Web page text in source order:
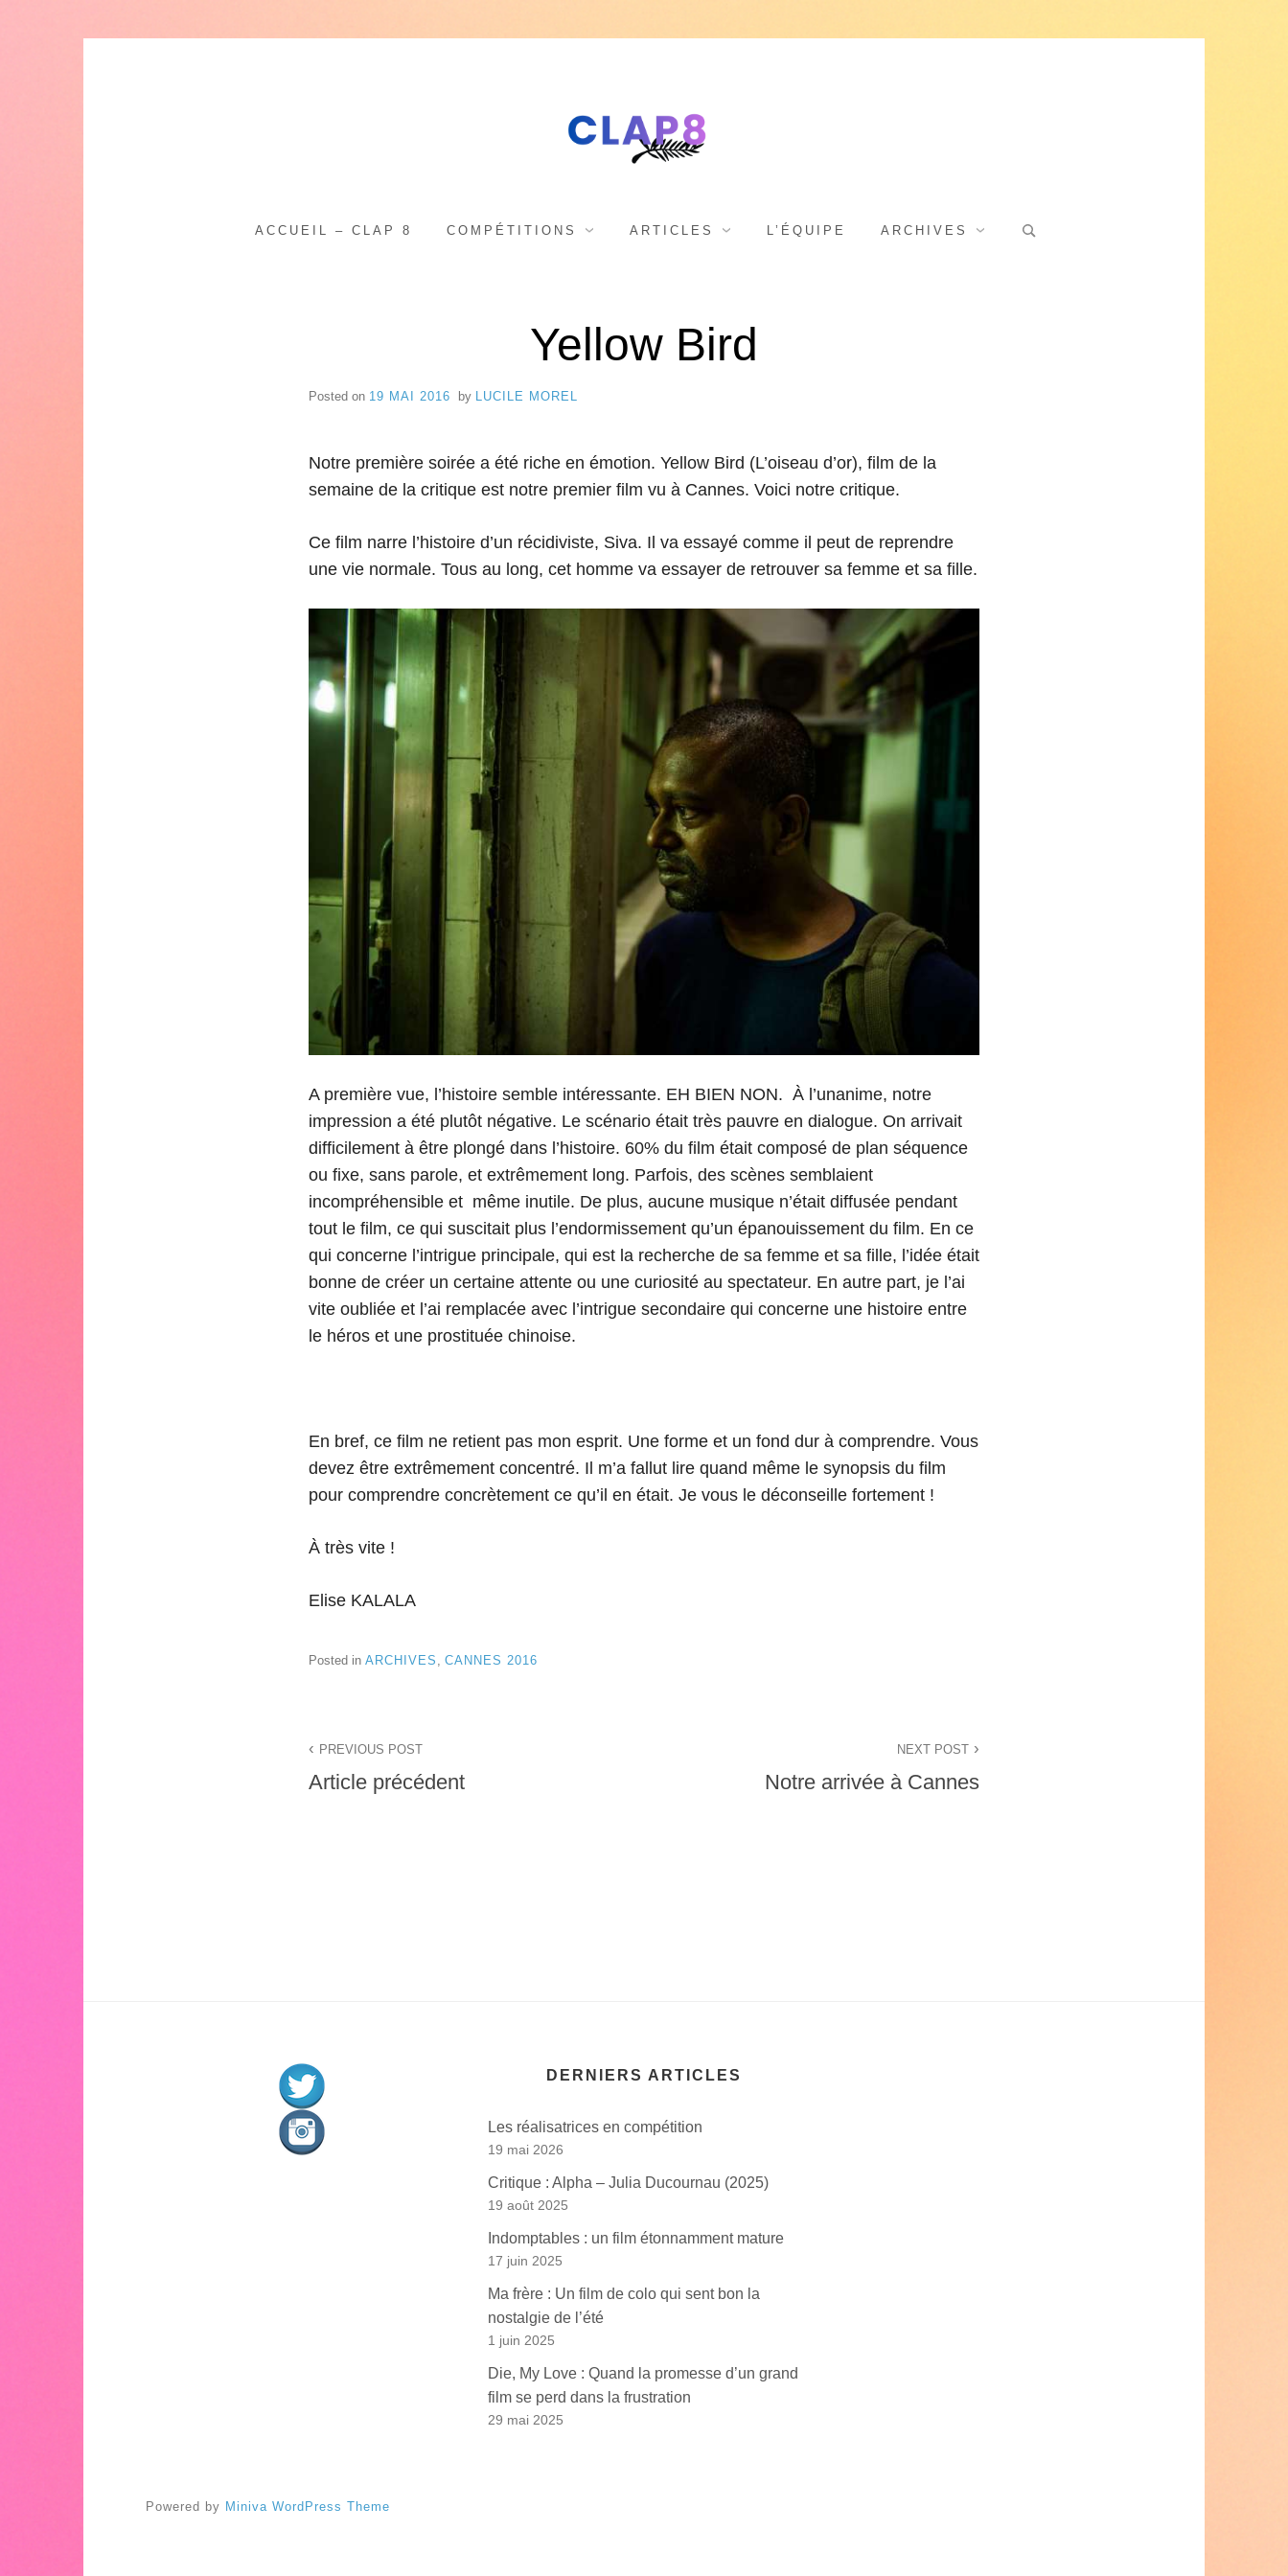
L
A
P
8
v
e
a
n
e
s
ACCUEIL – CLAP 8 COMPÉTITIONS ARTICLES L’ÉQUIPE ARCHIVES
Search
Yellow Bird
Posted on 19 MAI 2016 by LUCILE MOREL
Notre première soirée a été riche en émotion. Yellow Bird (L’oiseau d’or), film de la
semaine de la critique est notre premier film vu à Cannes. Voici notre critique.
Ce film narre l’histoire d’un récidiviste, Siva. Il va essayé comme il peut de reprendre
une vie normale. Tous au long, cet homme va essayer de retrouver sa femme et sa fille.
A première vue, l’histoire semble intéressante. EH BIEN NON. À l’unanime, notre
impression a été plutôt négative. Le scénario était très pauvre en dialogue. On arrivait
difficilement à être plongé dans l’histoire. 60% du film était composé de plan séquence
ou fixe, sans parole, et extrêmement long. Parfois, des scènes semblaient
incompréhensible et même inutile. De plus, aucune musique n’était diffusée pendant
tout le film, ce qui suscitait plus l’endormissement qu’un épanouissement du film. En ce
qui concerne l’intrigue principale, qui est la recherche de sa femme et sa fille, l’idée était
bonne de créer un certaine attente ou une curiosité au spectateur. En autre part, je l’ai
vite oubliée et l’ai remplacée avec l’intrigue secondaire qui concerne une histoire entre
le héros et une prostituée chinoise.
En bref, ce film ne retient pas mon esprit. Une forme et un fond dur à comprendre. Vous
devez être extrêmement concentré. Il m’a fallut lire quand même le synopsis du film
pour comprendre concrètement ce qu’il en était. Je vous le déconseille fortement !
À très vite !
Elise KALALA
Posted in ARCHIVES CANNES 2016
de
PREVIOUS POST
Article précédent
NEXT POST
Notre arrivée à Cannes
DERNIERS ARTICLES
Les réalisatrices en compétition
19 mai 2026
Critique : Alpha – Julia Ducournau (2025)
19 août 2025
Indomptables : un film étonnamment mature
17 juin 2025
Ma frère : Un film de colo qui sent bon la
nostalgie de l’été
1 juin 2025
Die, My Love : Quand la promesse d’un grand
film se perd dans la frustration
29 mai 2025
Powered by Miniva WordPress Theme